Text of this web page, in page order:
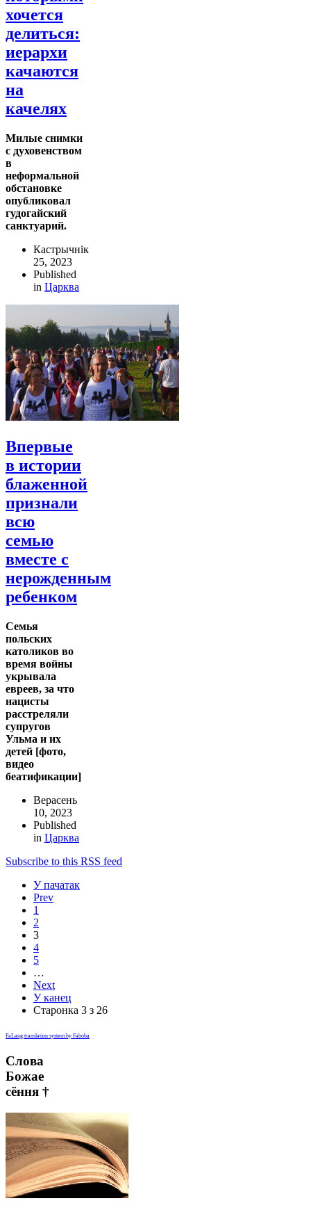
хочется
делиться:
иерархи
качаются
на
качелях
Милые снимки
с духовенством
в
неформальной
обстановке
опубликовал
гудогайский
санктуарий.
Кастрычнік
25, 2023
Published
in Царква
Впервые
в истории
блаженной
признали
всю
семью
вместе с
нерожденным
ребенком
Семья
польских
католиков во
время войны
укрывала
евреев, за что
нацисты
расстреляли
супругов
Ульма и их
детей [фото,
видео
беатификации]
Верасень
10, 2023
Published
in Царква
Subscribe to this RSS feed
У пачатак
Prev
1
2
3
4
5
…
Next
У канец
Старонка 3 з 26
FaLang translation system by Faboba
Слова
Божае
сёння †